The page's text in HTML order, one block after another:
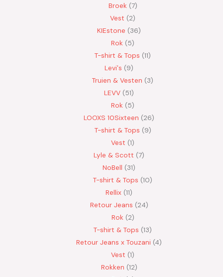
Broek 7
Vest
2
KIEstone
36
Rok
5
T-shirt & Tops 11
Levi's
9
Truien & Vesten
3
LEVV 51
Rok
5
LOOXS 10Sixteen
26
T-shirt & Tops 9
Vest 1
Lyle & Scott 7
NoBell
31
T-shirt & Tops 10
Rellix 11
Retour Jeans 24
Rok 2
T-shirt & Tops 13
Retour Jeans x Touzani 4
Vest 1
Rokken 12